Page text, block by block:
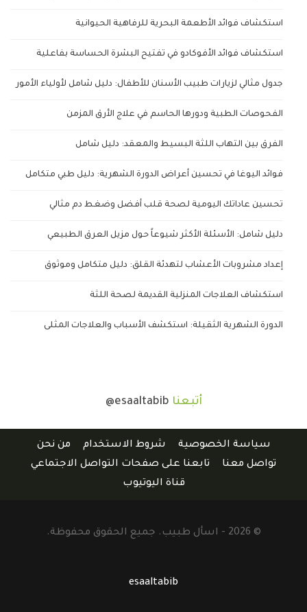
استكشاف فوائد الأطعمة البحرية للرفاهية الحيوانية
استكشاف فوائد الأفوكادو في تفتيح البشرة الحساسة بفاعلية
جدول مثالي لزيارات طبيب الأسنان للأطفال: دليل شامل لأولياء الأمور
الفحوصات الطبية ودورها الحاسم في علاج الأرق المزمن
الفرق بين التهاب اللثة البسيط والمعقد: دليل شامل
فوائد اليوغا في تحسين أعراض الدورة الشهرية: دليل طبي متكامل
تحسين عاداتك اليومية لصحة قلب أفضل وضغط دم مثالي
دليل شامل: الأسئلة الأكثر شيوعاً حول مزيل العرق الطبيعي
إعداد مشروبات الأعشاب لتهدئة القلق: دليل متكامل وموثوق
استكشاف العلاجات المنزلية القديمة لصحة اللثة
الدورة الشهرية الثقيلة: استكشف الأسباب والعلاجات المثلى
أتبعنا @esaaltabib
سياسة الخصوصية شروط الاستخدام
من نحن
تواصل معنا
تابعنا على صفحات التواصل الاجتماعي
قناة اليوتيوب
© 2026 - اسأل طبيب. جميع الحقوق محفوظة.
esaaltabib